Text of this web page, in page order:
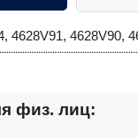
4628V91, 4628V90,
физ. лиц: